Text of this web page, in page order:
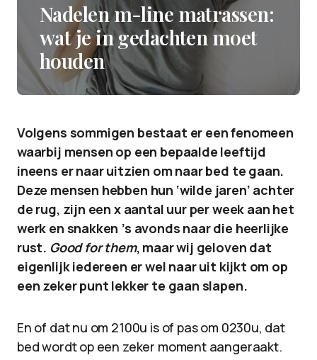
Nadelen m-line matrassen:
wat je in gedachten moet
houden
Volgens sommigen bestaat er een fenomeen
waarbij mensen op een bepaalde leeftijd
ineens er naar uitzien om naar bed te gaan.
Deze mensen hebben hun ‘wilde jaren’ achter
de rug, zijn een x aantal uur per week aan het
werk en snakken ’s avonds naar die heerlijke
rust. Good for them, maar wij geloven dat
eigenlijk iedereen er wel naar uit kijkt om op
een zeker punt lekker te gaan slapen.
En of dat nu om 2100u is of pas om 0230u, dat
bed wordt op een zeker moment aangeraakt.